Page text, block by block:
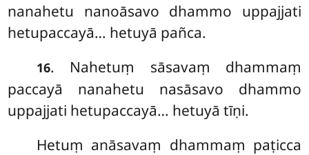
nanahetu nanoāsavo dhammo uppajjati
hetupaccayā… hetuyā pañca.
16. Nahetuṃ sāsavaṃ dhammaṃ
paccayā nanahetu nasāsavo dhammo
uppajjati hetupaccayā… hetuyātīṇi.
Hetuṃ anāsavaṃ dhammaṃ paṭicca